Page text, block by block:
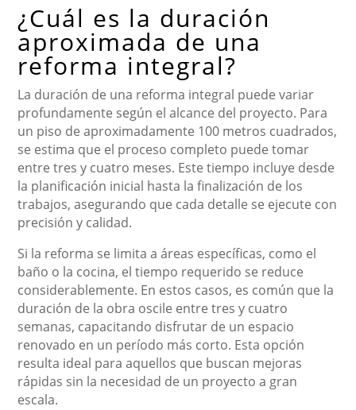
¿Cuál es la duración
aproximada de una
reforma integral?
La duración de una reforma integral puede variar
profundamente según el alcance del proyecto. Para
un piso de aproximadamente 100 metros cuadrados,
se estima que el proceso completo puede tomar
entre tres y cuatro meses. Este tiempo incluye desde
la planificación inicial hasta la finalización de los
trabajos, asegurando que cada detalle se ejecute con
precisión y calidad.
Si la reforma se limita a áreas específicas, como el
baño o la cocina, el tiempo requerido se reduce
considerablemente. En estos casos, es común que la
duración de la obra oscile entre tres y cuatro
semanas, capacitando disfrutar de un espacio
renovado en un período más corto. Esta opción
resulta ideal para aquellos que buscan mejoras
rápidas sin la necesidad de un proyecto a gran
escala.